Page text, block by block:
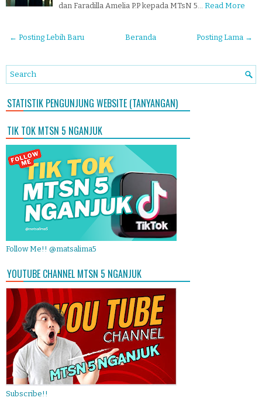
dan Faradilla Amelia P.P kepada MTsN 5… Read More
← Posting Lebih Baru Posting Lama →
Beranda
STATISTIK PENGUNJUNG WEBSITE (TANYANGAN)
TIK TOK MTSN 5 NGANJUK
Follow Me!! @matsalima5
YOUTUBE CHANNEL MTSN 5 NGANJUK
Subscribe!!